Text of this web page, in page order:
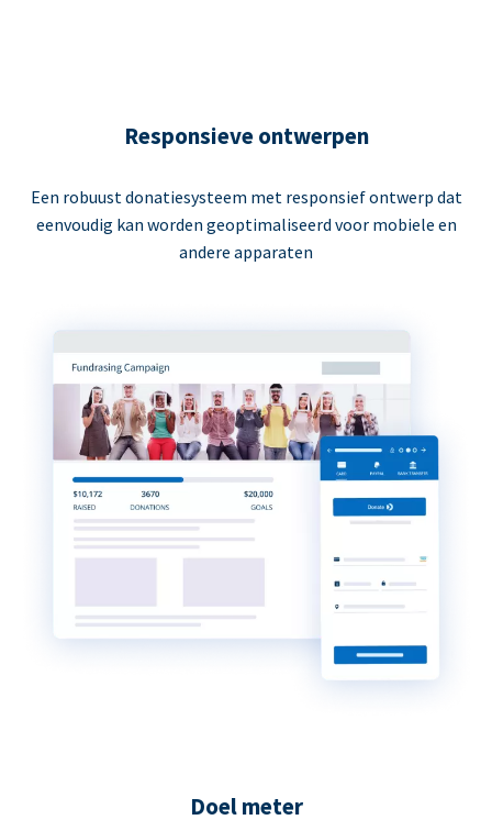
Responsieve ontwerpen
Een robuust donatiesysteem met responsief ontwerp dat
eenvoudig kan worden geoptimaliseerd voor mobiele en
andere apparaten
Doel meter